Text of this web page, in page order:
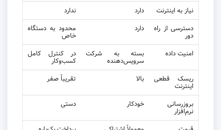
نیاز به اینترنت دارد
ندارد
دسترسی از راه
دور
دارد محدود به دستگاه
خاص
امنیت داده
بسته به شرکت
سرویس‌دهنده
در کنترل کامل
کسب‌وکار
ریسک قطعی
اینترنت
بالا تقریباً صفر
بروزرسانی
نرم‌افزار
خودکار دستی